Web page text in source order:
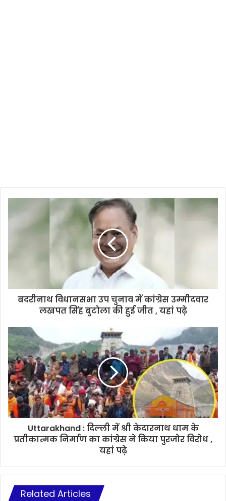
बदरीनाथ विधानसभा उप चुनाव में कांग्रेस उम्मीदवार
लखपत सिंह बुटोला की हुई जीत , यहां पढ़े
Uttarakhand : दिल्ली में श्री केदारनाथ धाम के
प्रतीकात्मक निर्माण का कांग्रेस ने किया पुरजोर विरोध ,
यहां पढ़े
Related Articles